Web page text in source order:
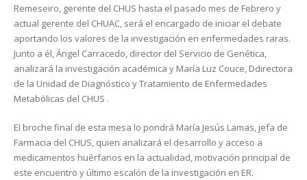
Remeseiro, gerente del CHUS hasta el pasado mes de Febrero y
actual gerente del CHUAC, será el encargado de iniciar el debate
aportando los valores de la investigación en enfermedades raras.
Junto a él, Ángel Carracedo, director del Servicio de Genética,
analizará la investigación académica y María Luz Couce, Ddirectora
de la Unidad de Diagnóstico y Tratamiento de Enfermedades
Metabólicas del CHUS .
El broche final de esta mesa lo pondrá María Jesús Lamas, jefa de
Farmacia del CHUS, quien analizará el desarrollo y acceso a
medicamentos huérfanos en la actualidad, motivación principal de
este encuentro y último escalón de la investigación en ER.